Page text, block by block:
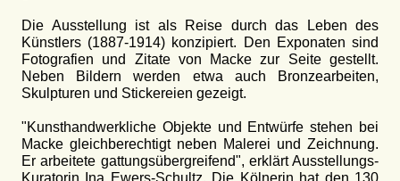
Die Ausstellung ist als Reise durch das Leben des
Künstlers (1887-1914) konzipiert. Den Exponaten sind
Fotografien und Zitate von Macke zur Seite gestellt.
Neben Bildern werden etwa auch Bronzearbeiten,
Skulpturen und Stickereien gezeigt.
"Kunsthandwerkliche Objekte und Entwürfe stehen bei
Macke gleichberechtigt neben Malerei und Zeichnung.
Er arbeitete gattungsübergreifend", erklärt Ausstellungs-
Kuratorin Ina Ewers-Schultz. Die Kölnerin hat den 130